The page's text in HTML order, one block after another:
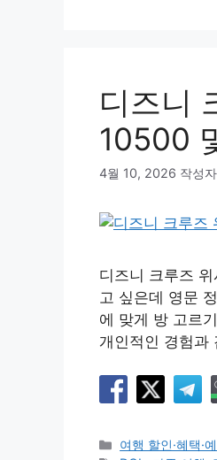
디즈니
10500
4월 10, 2026 작성
디즈니 크루즈
고 싶은데 영문
에 맞게 방 고르
개인적인 경험
카
여행 할인·혜택·